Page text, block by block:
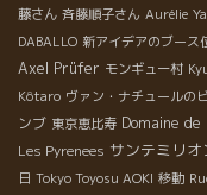
藤さん 斉藤順子さん Aurélie
DABALLO 新アイデアのブース
Axel Prüfer モンギュー村
Kôtaro ヴァン・ナチュールの
ンブ 東京恵比寿 Domaine de
Les Pyrenees サンテミリオ
日 Tokyo Toyosu AOKI 移動